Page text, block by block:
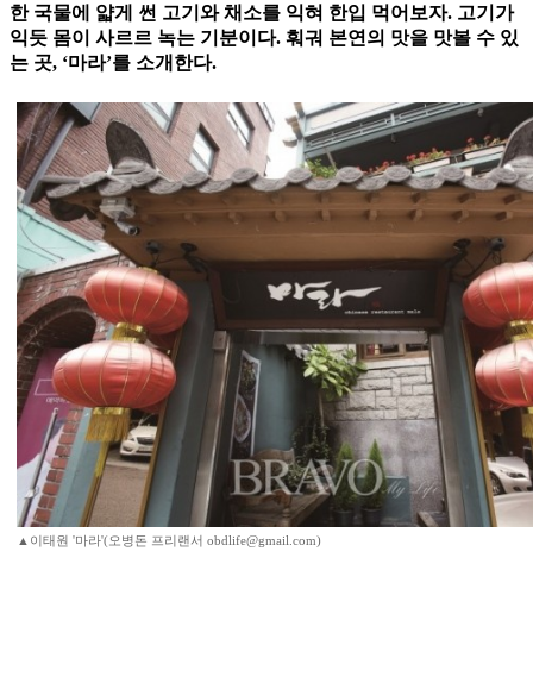
한 국물에 얇게 썬 고기와 채소를 익혀 한입 먹어보자. 고기가
익듯 몸이 사르르 녹는 기분이다. 훠궈 본연의 맛을 맛볼 수 있
는 곳, ‘마라’를 소개한다.
▲이태원 '마라'(오병돈 프리랜서 obdlife@gmail.com)